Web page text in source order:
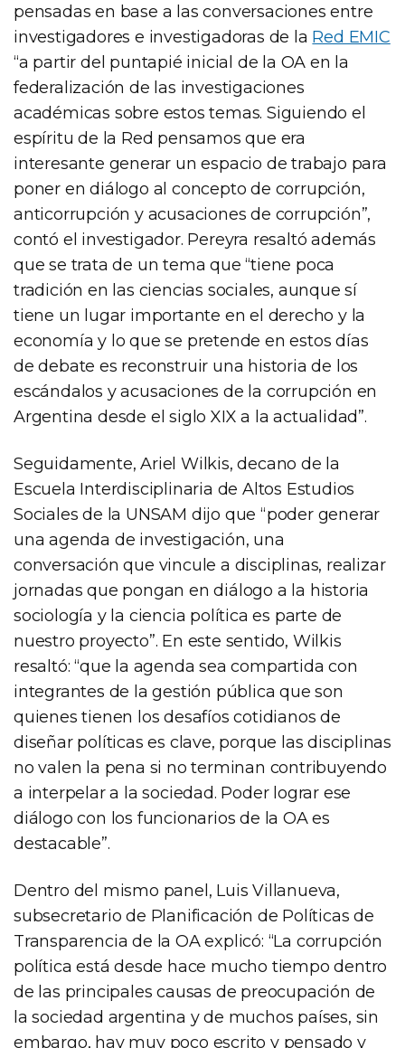
pensadas en base a las conversaciones entre
investigadores e investigadoras de la Red EMIC
“a partir del puntapié inicial de la OA en la
federalización de las investigaciones
académicas sobre estos temas. Siguiendo el
espíritu de la Red pensamos que era
interesante generar un espacio de trabajo para
poner en diálogo al concepto de corrupción,
anticorrupción y acusaciones de corrupción”,
contó el investigador. Pereyra resaltó además
que se trata de un tema que “tiene poca
tradición en las ciencias sociales, aunque sí
tiene un lugar importante en el derecho y la
economía y lo que se pretende en estos días
de debate es reconstruir una historia de los
escándalos y acusaciones de la corrupción en
Argentina desde el siglo XIX a la actualidad”.
Seguidamente, Ariel Wilkis, decano de la
Escuela Interdisciplinaria de Altos Estudios
Sociales de la UNSAM dijo que “poder generar
una agenda de investigación, una
conversación que vincule a disciplinas, realizar
jornadas que pongan en diálogo a la historia
sociología y la ciencia política es parte de
nuestro proyecto”. En este sentido, Wilkis
resaltó: “que la agenda sea compartida con
integrantes de la gestión pública que son
quienes tienen los desafíos cotidianos de
diseñar políticas es clave, porque las disciplinas
no valen la pena si no terminan contribuyendo
a interpelar a la sociedad. Poder lograr ese
diálogo con los funcionarios de la OA es
destacable”.
Dentro del mismo panel, Luis Villanueva,
subsecretario de Planificación de Políticas de
Transparencia de la OA explicó: “La corrupción
política está desde hace mucho tiempo dentro
de las principales causas de preocupación de
la sociedad argentina y de muchos países, sin
embargo, hay muy poco escrito y pensado y